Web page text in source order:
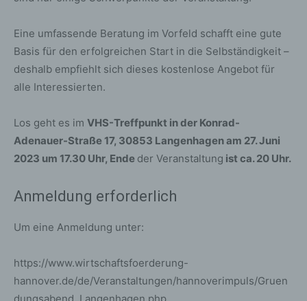
Eine umfassende Beratung im Vorfeld schafft eine gute
Basis für den erfolgreichen Start in die Selbständigkeit –
deshalb empfiehlt sich dieses kostenlose Angebot für
alle Interessierten.
Los geht es im VHS-Treffpunkt in der Konrad-
Adenauer-Straße 17, 30853 Langenhagen am 27. Juni
2023 um 17.30 Uhr, Ende der Veranstaltung ist ca. 20 Uhr.
Anmeldung erforderlich
Um eine Anmeldung unter:
https://www.wirtschaftsfoerderung-
hannover.de/de/Veranstaltungen/hannoverimpuls/Gruen